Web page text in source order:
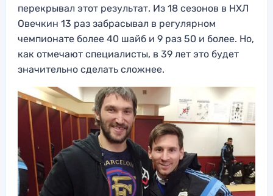
перекрывал этот результат. Из 18 сезонов в НХЛ
Овечкин 13 раз забрасывал в регулярном
чемпионате более 40 шайб и 9 раз 50 и более. Но,
как отмечают специалисты, в 39 лет это будет
значительно сделать сложнее.